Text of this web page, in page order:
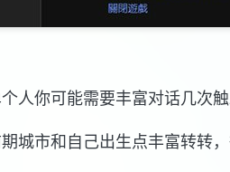
人你可能需要丰富对话几次触
城市和自己出生点丰富转转，